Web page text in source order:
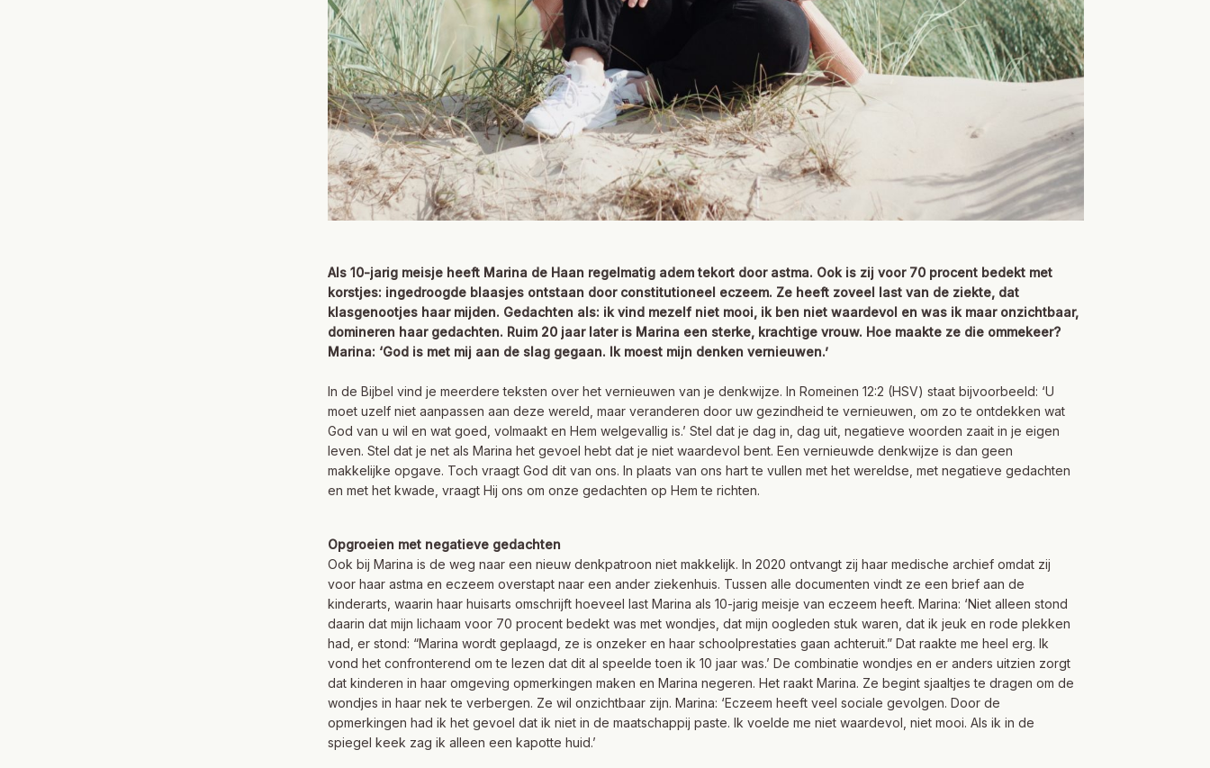
Als 10-jarig meisje heeft Marina de Haan regelmatig adem tekort door astma. Ook is zij voor 70 procent bedekt met
korstjes: ingedroogde blaasjes ontstaan door constitutioneel eczeem. Ze heeft zoveel last van de ziekte, dat
klasgenootjes haar mijden. Gedachten als: ik vind mezelf niet mooi, ik ben niet waardevol en was ik maar onzichtbaar,
domineren haar gedachten. Ruim 20 jaar later is Marina een sterke, krachtige vrouw. Hoe maakte ze die ommekeer?
Marina: ‘God is met mij aan de slag gegaan. Ik moest mijn denken vernieuwen.’
In de Bijbel vind je meerdere teksten over het vernieuwen van je denkwijze. In Romeinen 12:2 (HSV) staat bijvoorbeeld: ‘U
moet uzelf niet aanpassen aan deze wereld, maar veranderen door uw gezindheid te vernieuwen, om zo te ontdekken wat
God van u wil en wat goed, volmaakt en Hem welgevallig is.’ Stel dat je dag in, dag uit, negatieve woorden zaait in je eigen
leven. Stel dat je net als Marina het gevoel hebt dat je niet waardevol bent. Een vernieuwde denkwijze is dan geen
makkelijke opgave. Toch vraagt God dit van ons. In plaats van ons hart te vullen met het wereldse, met negatieve gedachten
en met het kwade, vraagt Hij ons om onze gedachten op Hem te richten.
Opgroeien met negatieve gedachten
Ook bij Marina is de weg naar een nieuw denkpatroon niet makkelijk. In 2020 ontvangt zij haar medische archief omdat zij
voor haar astma en eczeem overstapt naar een ander ziekenhuis. Tussen alle documenten vindt ze een brief aan de
kinderarts, waarin haar huisarts omschrijft hoeveel last Marina als 10-jarig meisje van eczeem heeft. Marina: ‘Niet alleen stond
daarin dat mijn lichaam voor 70 procent bedekt was met wondjes, dat mijn oogleden stuk waren, dat ik jeuk en rode plekken
had, er stond: “Marina wordt geplaagd, ze is onzeker en haar schoolprestaties gaan achteruit.” Dat raakte me heel erg. Ik
vond het confronterend om te lezen dat dit al speelde toen ik 10 jaar was.’ De combinatie wondjes en er anders uitzien zorgt
dat kinderen in haar omgeving opmerkingen maken en Marina negeren. Het raakt Marina. Ze begint sjaaltjes te dragen om de
wondjes in haar nek te verbergen. Ze wil onzichtbaar zijn. Marina: ‘Eczeem heeft veel sociale gevolgen. Door de
opmerkingen had ik het gevoel dat ik niet in de maatschappij paste. Ik voelde me niet waardevol, niet mooi. Als ik in de
spiegel keek zag ik alleen een kapotte huid.’